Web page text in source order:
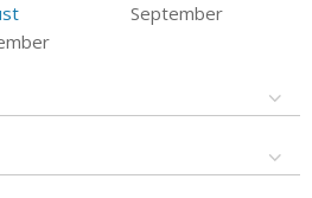
September